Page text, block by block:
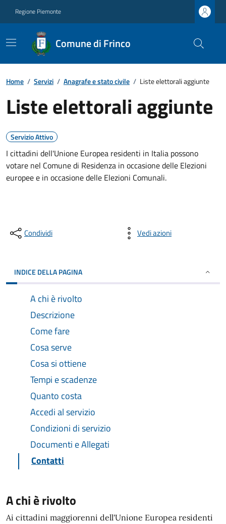
Regione Piemonte
Comune di Frinco
Home / Servizi / Anagrafe e stato civile / Liste elettorali aggiunte
Liste elettorali aggiunte
Servizio Attivo
I cittadini dell'Unione Europea residenti in Italia possono
votare nel Comune di Residenza in occasione delle Elezioni
europee e in occasione delle Elezioni Comunali.
Condividi Vedi azioni
INDICE DELLA PAGINA
A chi è rivolto
Descrizione
Come fare
Cosa serve
Cosa si ottiene
Tempi e scadenze
Quanto costa
Accedi al servizio
Condizioni di servizio
Documenti e Allegati
Contatti
A chi è rivolto
Ai cittadini maggiorenni dell'Unione Europea residenti